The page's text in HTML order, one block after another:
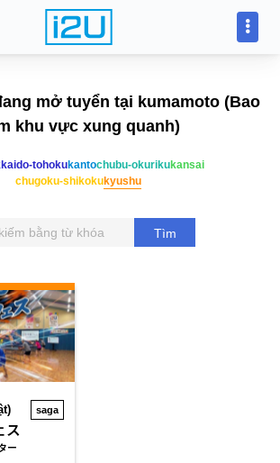
mở tuyển tại kumamoto (Bao
khu vực xung quanh)
tohokukantochubu-okurikukansai
chugoku-shikokukyushu
Tìm
saga
ス
ー